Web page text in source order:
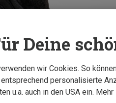
Deine
wir Cookies. So
personalisierte
u.a. auch in den USA ein.